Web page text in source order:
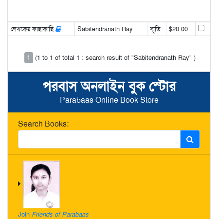
পরবাস অনলাইন বুক স্টোর
Parabaas Online Book Store
Search Books:
Join Friends of Parabaas
লেখকের কাছাকাছি Sabitendranath Ray স্মৃতি $20.00
1 (1 to 1 of total 1 : search result of "Sabitendranath Ray" )